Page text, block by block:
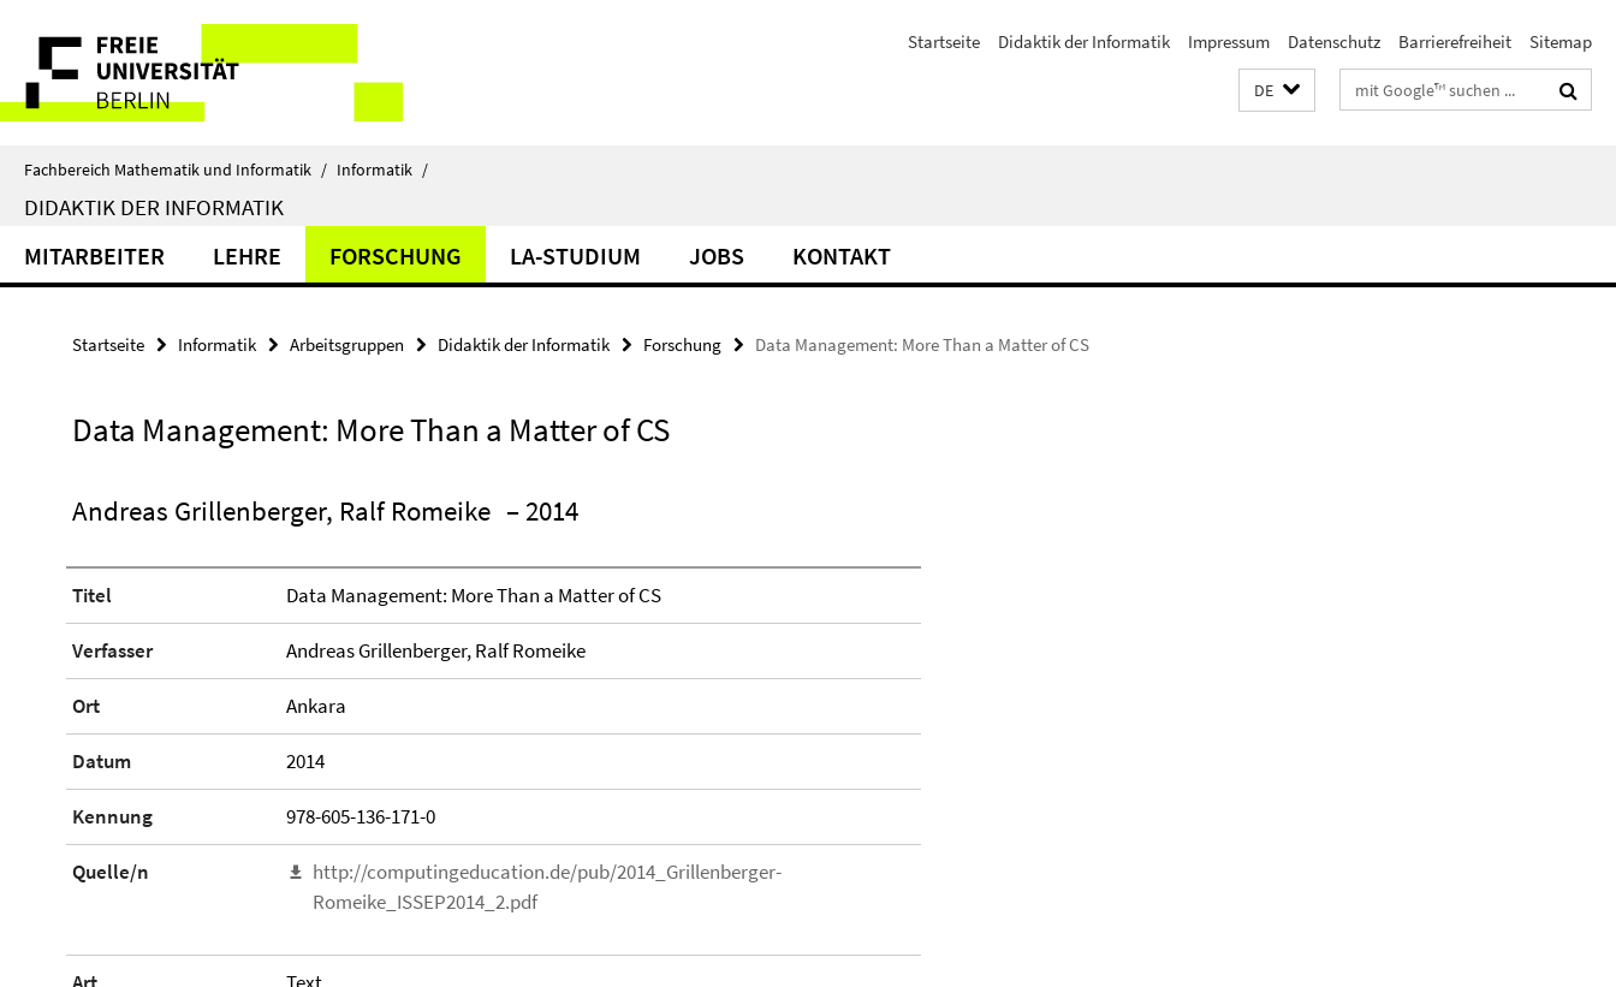
direkt
Inhalt
Service-
Navigation
Startseite Didaktik der Informatik Impressum Datenschutz Barrierefreiheit Sitemap
DE Suchbegriffe
Fachbereich Mathematik und Informatik / Informatik /
DIDAKTIK DER INFORMATIK
MITARBEITER LEHRE FORSCHUNG LA-STUDIUM JOBS KONTAKT
Startseite Informatik Arbeitsgruppen Didaktik der Informatik Forschung Data Management: More Than a Matter of CS
Data Management: More Than a Matter of CS
Andreas Grillenberger, Ralf Romeike – 2014
Titel Data Management: More Than a Matter of CS
Verfasser Andreas Grillenberger, Ralf Romeike
Ort Ankara
Datum 2014
Kennung 978-605-136-171-0
Quelle/n
http://computingeducation.de/pub/2014_Grillenberger-
Romeike_ISSEP2014_2.pdf